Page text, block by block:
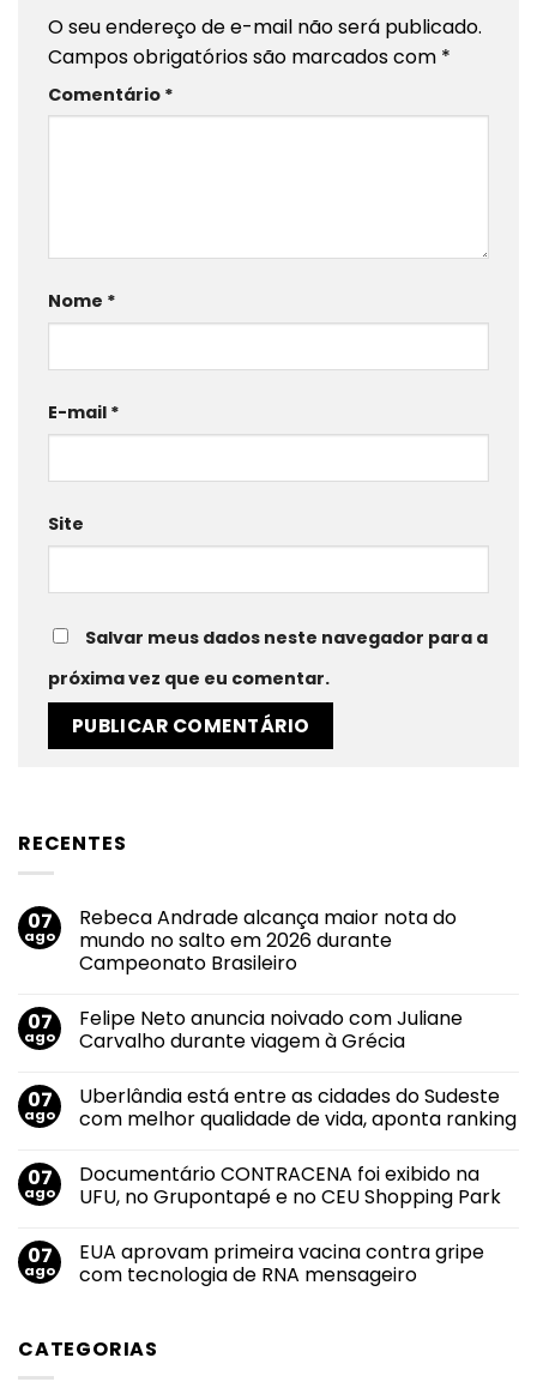
O seu endereço de e-mail não será publicado.
Campos obrigatórios são marcados com *
Comentário *
Nome *
E-mail *
Site
Salvar meus dados neste navegador para a
próxima vez que eu comentar.
RECENTES
07
ago
Rebeca Andrade alcança maior nota do
mundo no salto em 2026 durante
Campeonato Brasileiro
em
Rebeca
Andrade
nota
do
mundo
em
2026
durante
07
ago
Felipe Neto anuncia noivado com Juliane
Carvalho durante viagem à Grécia
em
Felipe
Neto
com
Juliane
Carvalho
à
Grécia
07
ago
Uberlândia está entre as cidades do Sudeste
com melhor qualidade de vida, aponta ranking
em
Uberlândia
está
cidades
do
Sudeste
de
vida,
07
ago
Documentário CONTRACENA foi exibido na
UFU, no Grupontapé e no CEU Shopping Park
em
Documentário
CONTRACENA
UFU,
no
07
ago
EUA aprovam primeira vacina contra gripe
com tecnologia de RNA mensageiro
EUA
aprovam
CATEGORIAS